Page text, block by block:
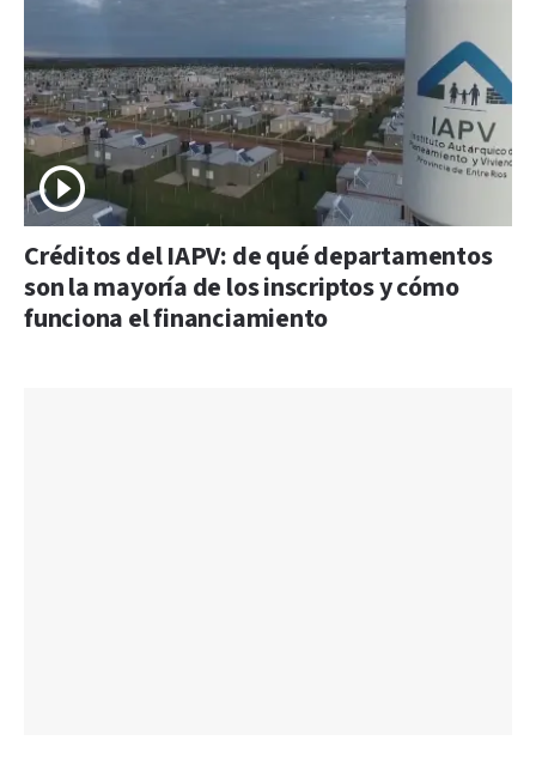
Créditos del IAPV: de qué departamentos
son la mayoría de los inscriptos y cómo
funciona el financiamiento